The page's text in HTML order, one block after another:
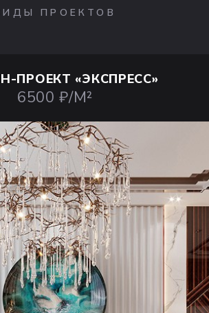
ПРОЕКТОВ
ПРОЕКТ «ЭКСПРЕСС»
6500 ₽/М²